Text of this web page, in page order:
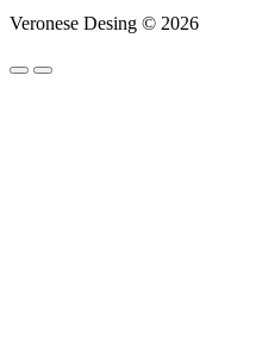
Veronese Desing © 2026